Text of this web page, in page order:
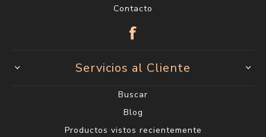
Contacto
Servicios al Cliente
Buscar
Blog
Productos vistos recientemente